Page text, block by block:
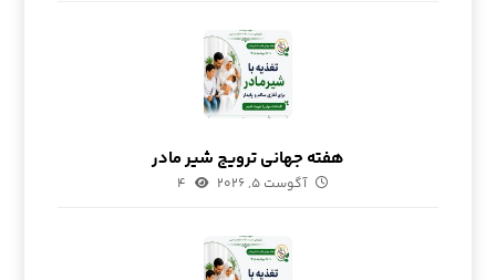
هفته جهانی ترویج شیر مادر
آگوست ۵, ۲۰۲۶ ۴